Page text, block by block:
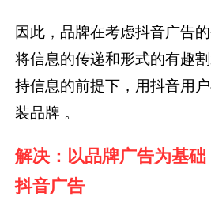
因此，品牌在考虑抖音广告
将信息的传递和形式的有趣
持信息的前提下，用抖音用
装品牌 。
解决：以品牌广告为基
抖音广告